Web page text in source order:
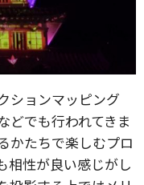
ションマッピング
どでも行われてきま
かたちで楽しむプロ
相性が良い感じがし